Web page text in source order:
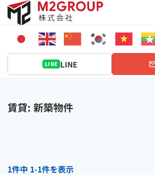
Bỏ
qua
dung
LINE LINE
賃貸: 新築物件
1件中 1-1件を表示